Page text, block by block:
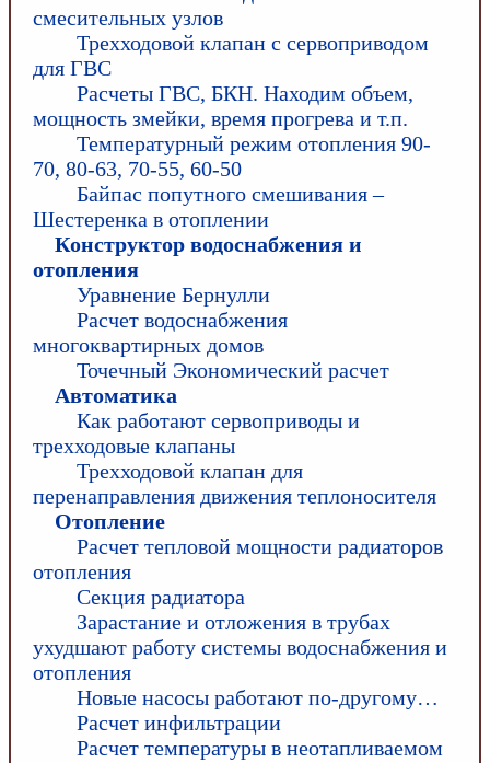
смесительных узлов
Трехходовой клапан с сервоприводом
для ГВС
Расчеты ГВС, БКН. Находим объем,
мощность змейки, время прогрева и т.п.
Температурный режим отопления 90-
70, 80-63, 70-55, 60-50
Байпас попутного смешивания –
Шестеренка в отоплении
Конструктор водоснабжения и
отопления
Уравнение Бернулли
Расчет водоснабжения
многоквартирных домов
Точечный Экономический расчет
Автоматика
Как работают сервоприводы и
трехходовые клапаны
Трехходовой клапан для
перенаправления движения теплоносителя
Отопление
Расчет тепловой мощности радиаторов
отопления
Секция радиатора
Зарастание и отложения в трубах
ухудшают работу системы водоснабжения и
отопления
Новые насосы работают по-другому…
Расчет инфильтрации
Расчет температуры в неотапливаемом